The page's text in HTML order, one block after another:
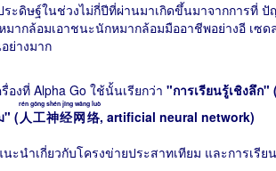
ะดิษฐ์ในช่วงไม่กี่ปีที่ผ่านมาเกิดขึ้นมาจากการที่
มากล้อมเอาชนะนักหมากล้อมมืออาชีพอย่างอี เซ
ย่างมาก
องที่ Alpha Go ใช้นั้นเรียกว่า "การเรียนรู้เชิงลึก" (
" ( 人工神经网络
rén gōng shén jīng wǎng luò
, artificial neural network)
ะนำเกี่ยวกับโครงข่ายประสาทเทียม และการเรีย